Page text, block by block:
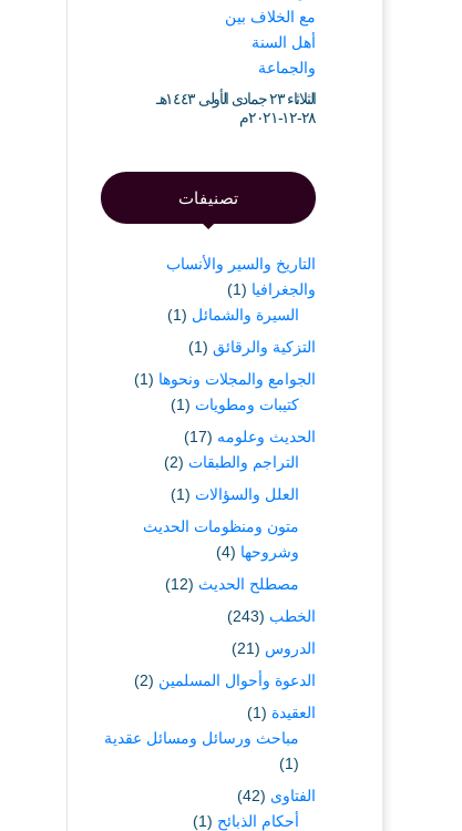
مع الخلاف بين
أهل السنة
والجماعة
الثلاثاء ۲۳ جمادى الأولى ۱٤٤۳هـ
۲۸-۱۲-۲۰۲۱م
تصنيفات
التاريخ والسير والأنساب
والجغرافيا (1)
السيرة والشمائل (1)
التزكية والرقائق (1)
الجوامع والمجلات ونحوها (1)
كتيبات ومطويات (1)
الحديث وعلومه (17)
التراجم والطبقات (2)
العلل والسؤالات (1)
متون ومنظومات الحديث
وشروحها (4)
مصطلح الحديث (12)
الخطب (243)
الدروس (21)
الدعوة وأحوال المسلمين (2)
العقيدة (1)
مباحث ورسائل ومسائل عقدية
(1)
الفتاوى (42)
أحكام الذبائح (1)